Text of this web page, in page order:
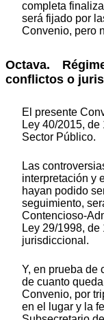
completa
será fijado por
Convenio, pero
Octava.
conflictos o
El presente
Ley 40/2015,
Sector Público.
Las
interpretación y
hayan podido
seguimiento,
Contencioso-
Ley 29/1998,
jurisdiccional.
Y, en prueba de
de cuanto
Convenio, por
en el lugar y la